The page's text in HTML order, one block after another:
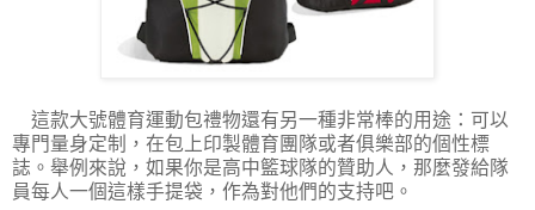
這款大號體育運動包禮物還有另一種非常棒的用途：可以
專門量身定制，在包上印製體育團隊或者俱樂部的個性標
誌。舉例來說，如果你是高中籃球隊的贊助人，那麼發給隊
員每人一個這樣手提袋，作為對他們的支持吧。